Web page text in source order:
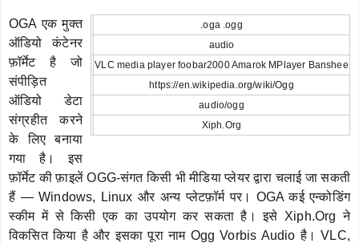
.oga .ogg
audio
VLC media player foobar2000 Amarok MPlayer Banshee
https://en.wikipedia.org/wiki/Ogg
audio/ogg
Xiph.Org
OGA एक मुक्त
ऑडियो कंटेनर
फ़ॉर्मेट है जो
संपीड़ित
ऑडियो डेटा
संग्रहीत करने
के लिए बनाया
गया है। इस
फ़ॉर्मेट की फ़ाइलें OGG-संगत किसी भी मीडिया प्लेयर द्वारा चलाई जा सकती
हैं — Windows, Linux और अन्य प्लेटफ़ॉर्म पर। OGA कई एन्कोडिंग
स्कीम में से किसी एक का उपयोग कर सकता है। इसे Xiph.Org ने
विकसित किया है और इसका पूरा नाम Ogg Vorbis Audio है। VLC,